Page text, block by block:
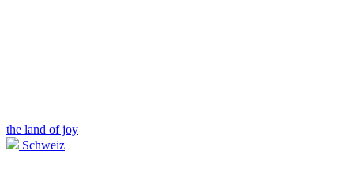
the land of joy
Schweiz